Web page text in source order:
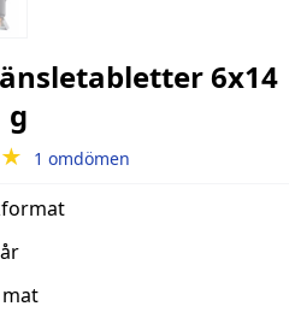
6x14
g
1 omdömen